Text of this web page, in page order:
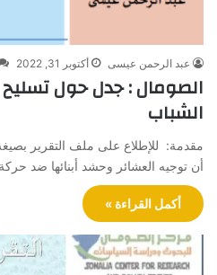
عبد الرحمن عيسى أكتوبر 31, 2022
الصومال : جدل حول
الشباب
مقدمة: للإطلاع على ملف التقرير
أن توجيه العشائر وحشد أبنائها ضد
أكمل القراءة »